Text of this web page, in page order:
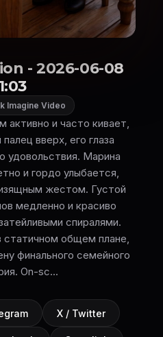
- 2026-06-08
Imagine Video
и часто кивает,
вверх, его глаза
удовольствия. Марина
и гордо улыбается,
жестом. Густой
медленно и красиво
спиралями.
статичном общем плане,
финального семейного
On-sc...
X / Twitter